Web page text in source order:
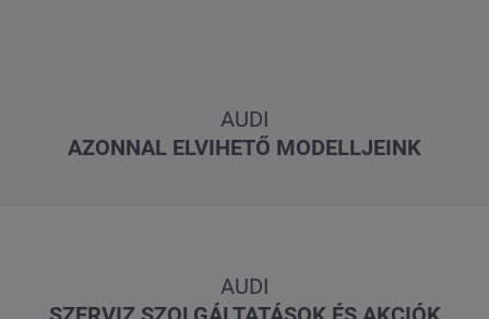
AUDI
AZONNAL ELVIHETŐ MODELLJEINK
AUDI